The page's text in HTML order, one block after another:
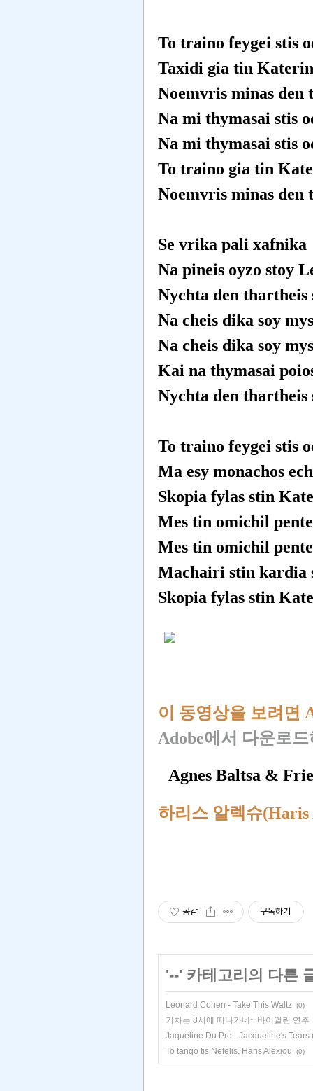
To traino feygei stis
Taxidi gia tin
Noemvris minas den
Na mi thymasai stis
Na mi thymasai stis
To traino gia tin
Noemvris minas den
Se vrika pali xafnika
Na pineis oyzo stoy
Nychta den
Na cheis dika soy
Na cheis dika soy
Kai na thymasai
Nychta den
To traino feygei stis
Ma esy monachos
Skopia fylas stin
Mes tin omichil
Mes tin omichil
Machairi stin kardia
Skopia fylas stin
이 동영상을 보려면
Adobe에서 다운로
Agnes Baltsa &
하리스 알렉슈
공감 구독하기
'--' 카테고리의 다른
Leonard Cohen - Take This Waltz (0)
기차는 8시에 떠나가네~ 바이얼린 연주
Jaqueline Du Pre - Jacqueline's Tears
To tango tis Nefelis, Haris Alexiou
(0)